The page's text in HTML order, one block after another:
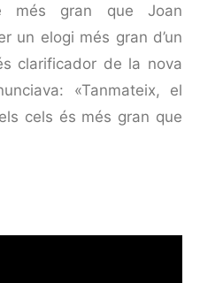
més gran que Joan
un elogi més gran d’un
clarificador de la nova
«Tanmateix, el
cels és més gran que